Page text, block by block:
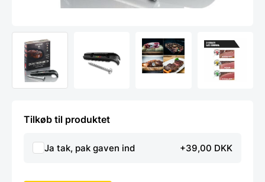
Tilkøb til produktet
Ja tak, pak gaven ind +39,00 DKK